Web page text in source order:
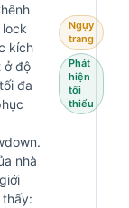
lock
kích
ở độ
đa
nhà
thấy:
Ngụy
trang
Phát
hiện
tối
thiểu